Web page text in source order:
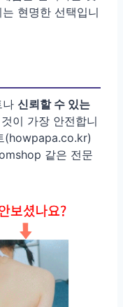
현명한 선택입니
나 신뢰할 수 있는
이 가장 안전합니
(howpapa.co.kr)
같은 전문